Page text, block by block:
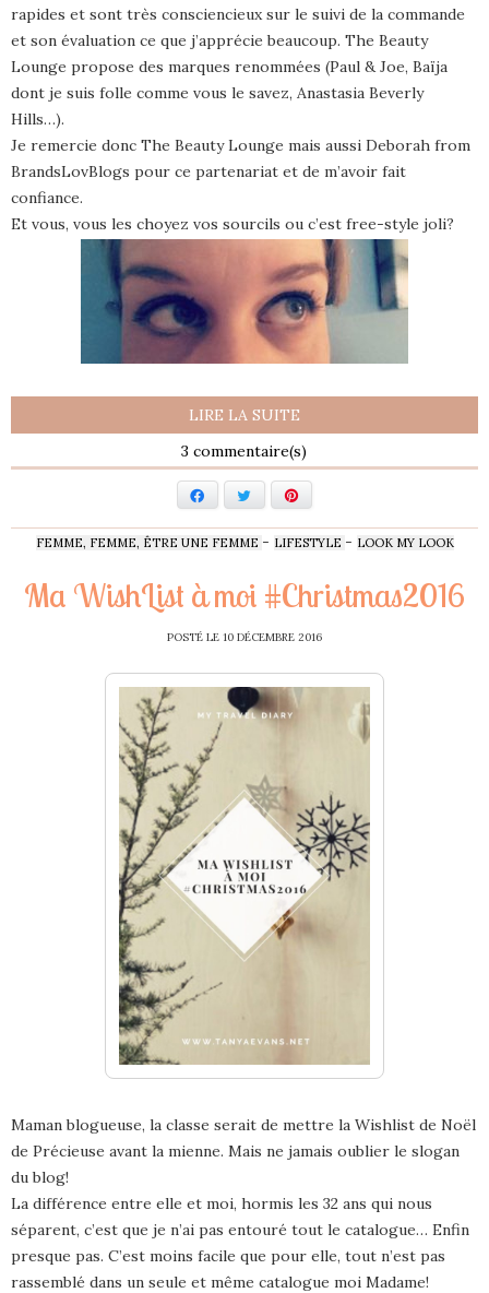
rapides et sont très consciencieux sur le suivi de la commande
et son évaluation ce que j’apprécie beaucoup. The Beauty
Lounge propose des marques renommées (Paul & Joe, Baïja
dont je suis folle comme vous le savez, Anastasia Beverly
Hills…).
Je remercie donc The Beauty Lounge mais aussi Deborah from
BrandsLovBlogs pour ce partenariat et de m’avoir fait
confiance.
Et vous, vous les choyez vos sourcils ou c’est free-style joli?
LIRE LA SUITE
3
FacebookTwitter
FEMME, FEMME, ÊTRE UNE FEMME - LIFESTYLE - LOOK MY LOOK
Ma WishList à moi #Christmas2016
POSTÉ LE 10 DÉCEMBRE 2016
Maman blogueuse, la classe serait de mettre la Wishlist de Noël
de Précieuse avant la mienne. Mais ne jamais oublier le slogan
du blog!
La différence entre elle et moi, hormis les 32 ans qui nous
séparent, c’est que je n’ai pas entouré tout le catalogue… Enfin
presque pas. C’est moins facile que pour elle, tout n’est pas
rassemblé dans un seule et même catalogue moi Madame!